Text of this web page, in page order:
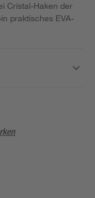
Cristal-Haken der
praktisches EVA-